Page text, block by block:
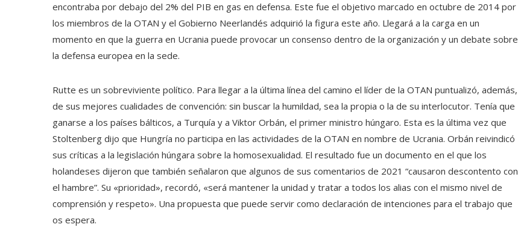
encontraba por debajo del 2% del PIB en gas en defensa. Este fue el objetivo marcado en octubre de 2014 por
los miembros de la OTAN y el Gobierno Neerlandés adquirió la figura este año. Llegará a la carga en un
momento en que la guerra en Ucrania puede provocar un consenso dentro de la organización y un debate sobre
la defensa europea en la sede.
Rutte es un sobreviviente político. Para llegar a la última línea del camino el líder de la OTAN puntualizó, además,
de sus mejores cualidades de convención: sin buscar la humildad, sea la propia o la de su interlocutor. Tenía que
ganarse a los países bálticos, a Turquía y a Viktor Orbán, el primer ministro húngaro. Esta es la última vez que
Stoltenberg dijo que Hungría no participa en las actividades de la OTAN en nombre de Ucrania. Orbán reivindicó
sus críticas a la legislación húngara sobre la homosexualidad. El resultado fue un documento en el que los
holandeses dijeron que también señalaron que algunos de sus comentarios de 2021 “causaron descontento con
el hambre”. Su «prioridad», recordó, «será mantener la unidad y tratar a todos los alias con el mismo nivel de
comprensión y respeto». Una propuesta que puede servir como declaración de intenciones para el trabajo que
os espera.